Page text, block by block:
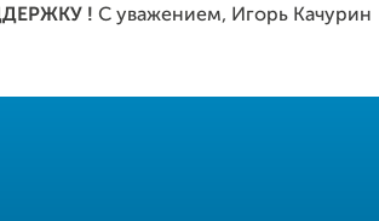
! С уважением, Игорь Качурин